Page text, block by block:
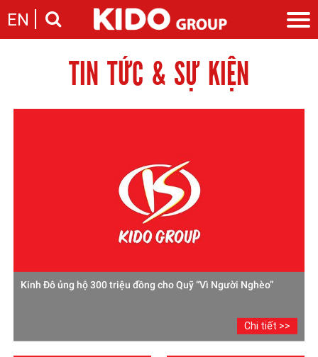
EN
Câu chuyện KIDO
Ngành dầu
Các công ty thành viên
Nhu cầu tuyển dụng
TIN TỨC & SỰ KIỆN
Kinh Đô ủng hộ 300 triệu đồng cho Quỹ “Vì Người Nghèo”
Chi tiết >>